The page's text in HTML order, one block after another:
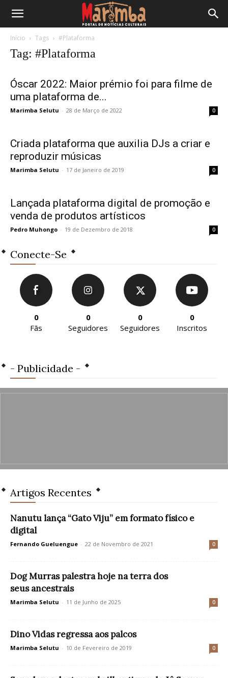
Início Tags #Plataforma
Tag: #Plataforma
Óscar 2022: Maior prémio foi para filme de
uma plataforma de...
Marimba Selutu - 28 de Março de 2022 0
Criada plataforma que auxilia DJs a criar e
reproduzir músicas
Marimba Selutu - 17 de Janeiro de 2019 0
Lançada plataforma digital de promoção e
venda de produtos artísticos
Pedro Muhongo - 19 de Dezembro de 2018 0
Conecte-Se
0
Fãs
0
Seguidores
0
Seguidores
0
Inscritos
- Publicidade -
Artigos Recentes
Nanutu lança “Gato Viju” em formato físico e
digital
Fernando Gueluengue - 22 de Novembro de 2021 0
Dog Murras palestra hoje na terra dos
seus ancestrais
Marimba Selutu - 11 de Junho de 2025 0
Dino Vidas regressa aos palcos
Marimba Selutu - 10 de Fevereiro de 2019 0